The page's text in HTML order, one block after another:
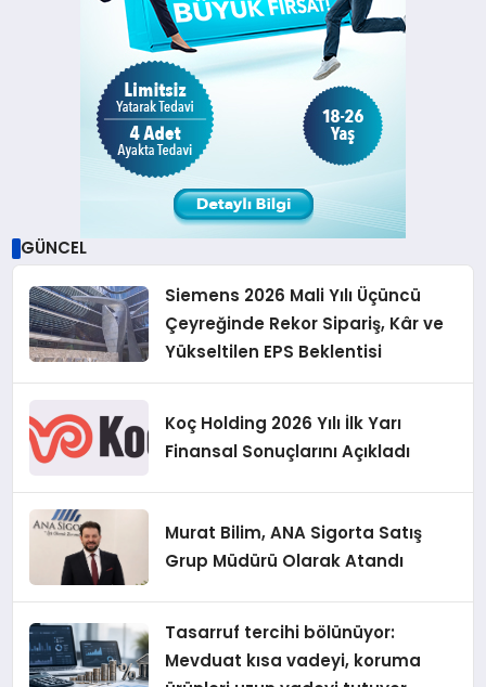
GÜNCEL
Siemens 2026 Mali Yılı Üçüncü
Çeyreğinde Rekor Sipariş, Kâr ve
Yükseltilen EPS Beklentisi
Koç Holding 2026 Yılı İlk Yarı
Finansal Sonuçlarını Açıkladı
Murat Bilim, ANA Sigorta Satış
Grup Müdürü Olarak Atandı
Tasarruf tercihi bölünüyor:
Mevduat kısa vadeyi, koruma